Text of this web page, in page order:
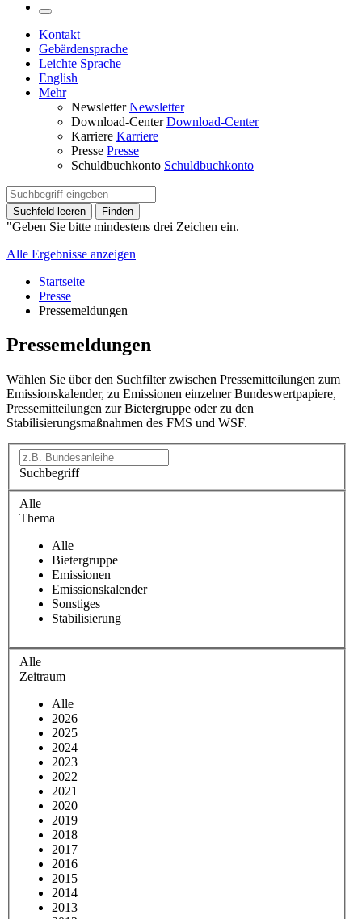
Kontakt
Gebärdensprache
Leichte Sprache
English
Mehr
Newsletter Newsletter
Download-Center Download-Center
Karriere Karriere
Presse Presse
Schuldbuchkonto Schuldbuchkonto
Suchfeld leeren Finden
"Geben Sie bitte mindestens drei Zeichen ein.
Alle Ergebnisse anzeigen
Startseite
Presse
Pressemeldungen
Pressemeldungen
Wählen Sie über den Suchfilter zwischen Pressemitteilungen zum
Emissionskalender, zu Emissionen einzelner Bundeswertpapiere,
Pressemitteilungen zur Bietergruppe oder zu den
Stabilisierungsmaßnahmen des FMS und WSF.
Suchbegriff
Alle
Thema
Alle
Bietergruppe
Emissionen
Emissionskalender
Sonstiges
Stabilisierung
Alle
Zeitraum
Alle
2026
2025
2024
2023
2022
2021
2020
2019
2018
2017
2016
2015
2014
2013